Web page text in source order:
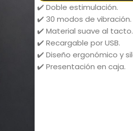
✔️ Doble estimulación.
✔️ 30 modos de vibración.
✔️ Material suave al tacto.
✔️ Recargable por USB.
✔️ Diseño ergonómico y
✔️ Presentación en caja.